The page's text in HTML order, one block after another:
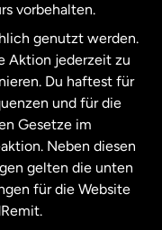
vorbehalten.
genutzt werden.
Aktion jederzeit zu
Du haftest für
und für die
Gesetze im
Neben diesen
gelten die unten
für die Website